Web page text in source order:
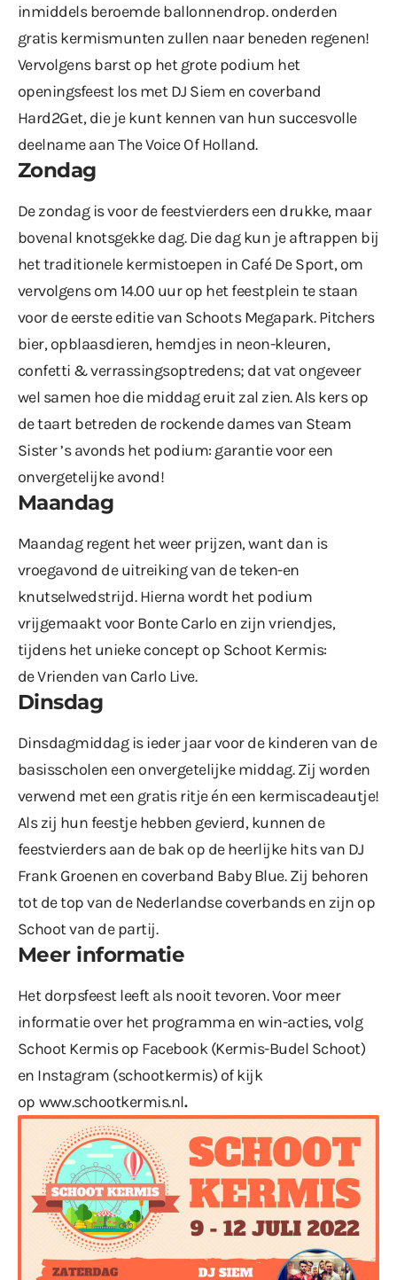
inmiddels beroemde ballonnendrop. onderden
gratis kermismunten zullen naar beneden regenen!
Vervolgens barst op het grote podium het
openingsfeest los met DJ Siem en coverband
Hard2Get, die je kunt kennen van hun succesvolle
deelname aan The Voice Of Holland.
Zondag
De zondag is voor de feestvierders een drukke, maar
bovenal knotsgekke dag. Die dag kun je aftrappen bij
het traditionele kermistoepen in Café De Sport, om
vervolgens om 14.00 uur op het feestplein te staan
voor de eerste editie van Schoots Megapark. Pitchers
bier, opblaasdieren, hemdjes in neon-kleuren,
confetti & verrassingsoptredens; dat vat ongeveer
wel samen hoe die middag eruit zal zien. Als kers op
de taart betreden de rockende dames van Steam
Sister ’s avonds het podium: garantie voor een
onvergetelijke avond!
Maandag
Maandag regent het weer prijzen, want dan is
vroegavond de uitreiking van de teken-en
knutselwedstrijd. Hierna wordt het podium
vrijgemaakt voor Bonte Carlo en zijn vriendjes,
tijdens het unieke concept op Schoot Kermis:
de Vrienden van Carlo Live.
Dinsdag
Dinsdagmiddag is ieder jaar voor de kinderen van de
basisscholen een onvergetelijke middag. Zij worden
verwend met een gratis ritje én een kermiscadeautje!
Als zij hun feestje hebben gevierd, kunnen de
feestvierders aan de bak op de heerlijke hits van DJ
Frank Groenen en coverband Baby Blue. Zij behoren
tot de top van de Nederlandse coverbands en zijn op
Schoot van de partij.
Meer informatie
Het dorpsfeest leeft als nooit tevoren. Voor meer
informatie over het programma en win-acties, volg
Schoot Kermis op Facebook (Kermis-Budel Schoot)
en Instagram (schootkermis) of kijk
op www.schootkermis.nl.